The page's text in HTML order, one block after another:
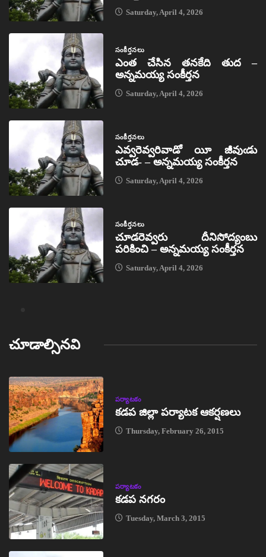
Saturday, April 4, 2026
సంకీర్తనలు
ఎంత చేసిన తనకేది తుద –
అన్నమయ్య సంకీర్తన
Saturday, April 4, 2026
సంకీర్తనలు
ఎవ్వరెవ్వరివాడో యీ జీవుఁడు
చూడ- – అన్నమయ్య సంకీర్తన
Saturday, April 4, 2026
సంకీర్తనలు
చూడరెవ్వరు దీనిసోద్యంబు
పరికించి – అన్నమయ్య సంకీర్తన
Saturday, April 4, 2026
చూడాల్సినవి
పర్యాటకం
కడప జిల్లా పర్యాటక ఆకర్షణలు
Thursday, February 26, 2015
పర్యాటకం
కడప నగరం
Tuesday, March 3, 2015